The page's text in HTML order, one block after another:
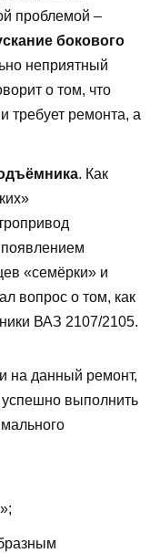
проблемой –
бокового
неприятный
о том, что
требует ремонта, а
. Как
«семёрки» и
вопрос о том, как
ВАЗ 2107/2105.
на данный ремонт,
выполнить